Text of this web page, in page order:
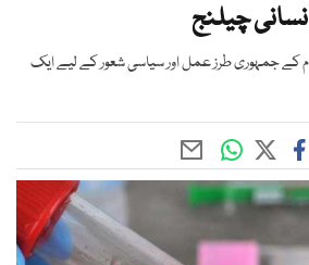
چیلنج
کے جمہوری طرز عمل اور سیاسی شعور کے لیے ایک